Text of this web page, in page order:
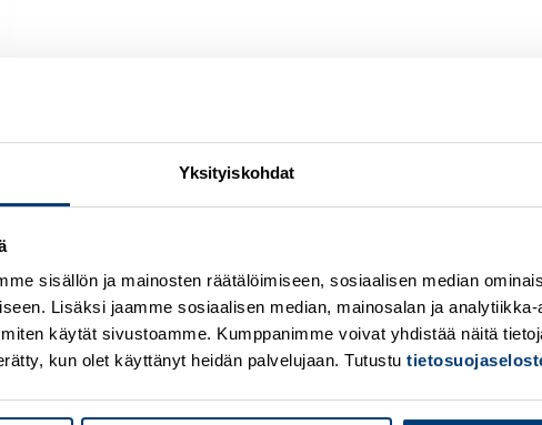
Yksityiskohdat
sisällön ja mainosten räätälöimiseen, sosiaalisen median
Lisäksi jaamme sosiaalisen median, mainosalan ja analytiikka-
käytät sivustoamme. Kumppanimme voivat yhdistää näitä
kun olet käyttänyt heidän palvelujaan. Tutustu
wishlist
wishlist